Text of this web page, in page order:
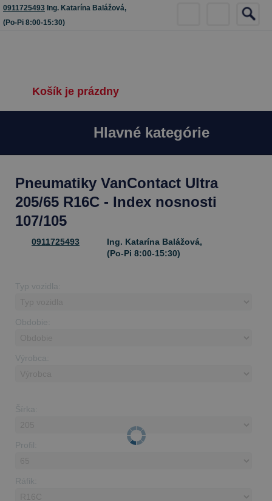
0911725493 Ing. Katarína Balážová,
(Po-Pi 8:00-15:30)
Košík je prázdny
Hlavné kategórie
Pneumatiky VanContact Ultra
205/65 R16C - Index nosnosti
107/105
0911725493
Ing. Katarína Balážová,
(Po-Pi 8:00-15:30)
Typ vozidla:
Obdobie:
Výrobca:
Šírka:
Profil:
Ráfik: